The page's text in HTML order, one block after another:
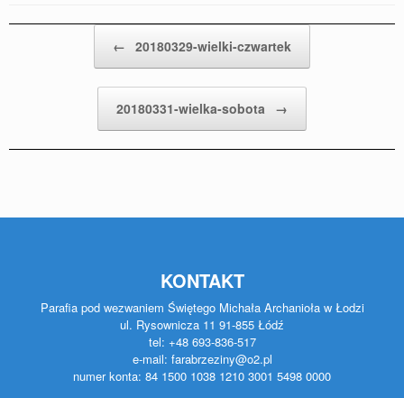
← 20180329-wielki-czwartek
20180331-wielka-sobota →
KONTAKT
Parafia pod wezwaniem Świętego Michała Archanioła w Łodzi
ul. Rysownicza 11 91-855 Łódź
tel: +48 693-836-517
e-mail: farabrzeziny@o2.pl
numer konta: 84 1500 1038 1210 3001 5498 0000